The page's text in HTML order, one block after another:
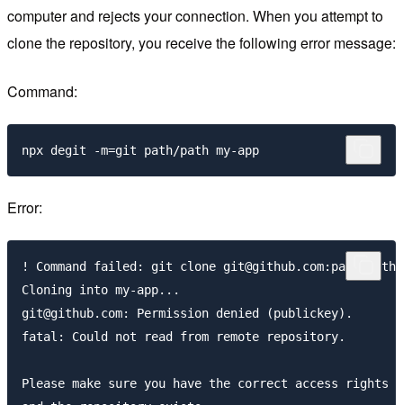
computer and rejects your connection. When you attempt to
clone the repository, you receive the following error message:
Command:
Error:
! Command failed: git clone git@github.com:path/path
Cloning into my-app...
git@github.com: Permission denied (publickey).
fatal: Could not read from remote repository.
Please make sure you have the correct access rights